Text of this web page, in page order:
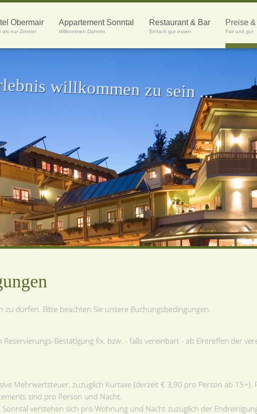
Obermair
als nur Zimmer
Appartement Sonntal
Willkommen Daheim
Restaurant & Bar
Einfach gut essen
Preise
Fair und gut
willkommen zu sein ...
zu dürfen. Bitte beachten Sie unsere Buchungsbedingungen.
Bestätigung fix. bzw. - falls vereinbart - ab Eintreffen der
Mehrwertsteuer, zuzüglich Kurtaxe (derzeit € 3,90 pro Person ab 15+).
sind pro Person und Nacht.
verstehen sich pro Wohnung und Nacht zuzüglich der